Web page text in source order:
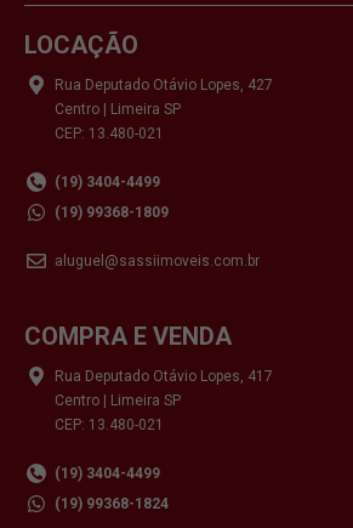
LOCAÇÃO
Rua Deputado Otávio Lopes, 427
Centro | Limeira SP
CEP: 13.480-021
(19) 3404-4499
(19) 99368-1809
aluguel@sassiimoveis.com.br
COMPRA E VENDA
Rua Deputado Otávio Lopes, 417
Centro | Limeira SP
CEP: 13.480-021
(19) 3404-4499
(19) 99368-1824